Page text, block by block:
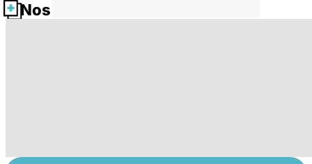
Nos fiches santé